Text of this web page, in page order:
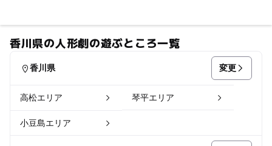
香川県の人形劇の遊ぶところ一覧
香川県 変更
高松エリア 琴平エリア
小豆島エリア